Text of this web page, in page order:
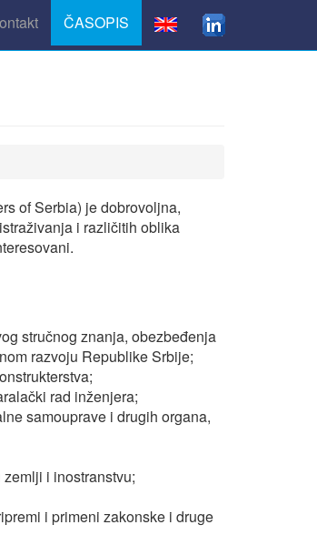
ČASOPIS
of Serbia) je dobrovoljna,
i različitih oblika
stručnog znanja, obezbeđenja
razvoju Republike Srbije;
rad inženjera;
samouprave i drugih organa,
i inostranstvu;
i primeni zakonske i druge